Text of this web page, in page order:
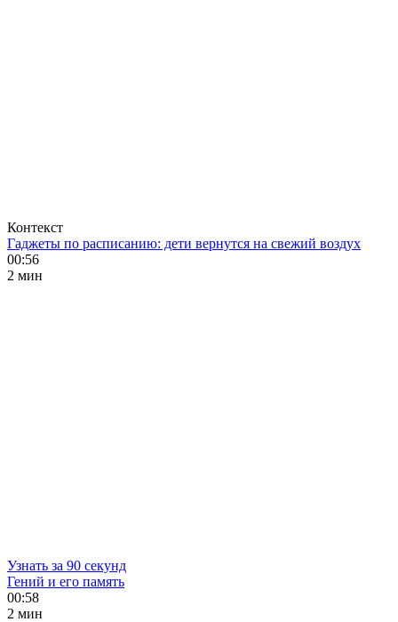
Контекст
Гаджеты по расписанию: дети вернутся на свежий воздух
00:56
2 мин
Узнать за 90 секунд
Гений и его память
00:58
2 мин